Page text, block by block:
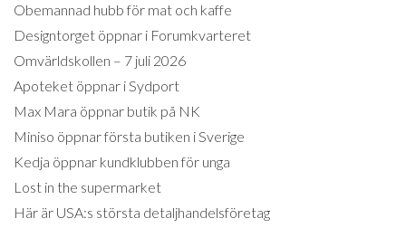
Obemannad hubb för mat och kaffe
Designtorget öppnar i Forumkvarteret
Omvärldskollen – 7 juli 2026
Apoteket öppnar i Sydport
Max Mara öppnar butik på NK
Miniso öppnar första butiken i Sverige
Kedja öppnar kundklubben för unga
Lost in the supermarket
Här är USA:s största detaljhandelsföretag